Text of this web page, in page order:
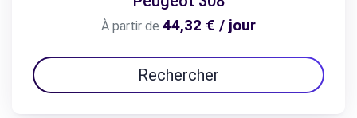
À partir de 44,32 € / jour
Rechercher